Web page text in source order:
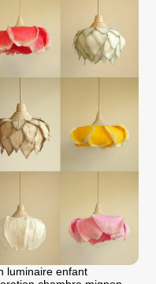
luminaire enfant